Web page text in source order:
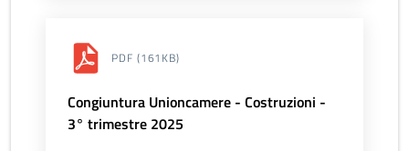
PDF (161KB)
Congiuntura Unioncamere - Costruzioni -
3° trimestre 2025